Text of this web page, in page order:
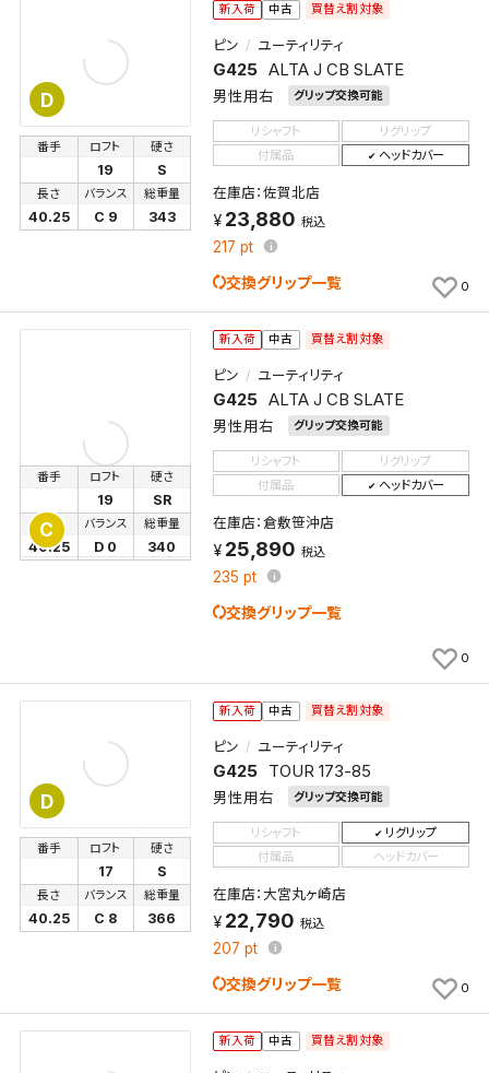
D
新入荷 中古 買替え割対象
ピン ユーティリティ
G425 ALTA J CB SLATE
男性用右 グリップ交換可能
番手 ロフト
19
硬さ
S
長さ
40.25
バランス
C 9
総重量
343
リシャフト
リグリップ
付属品
ヘッドカバー
在庫店：佐賀北店
23,880 税込
217 pt
交換グリップ一覧 0
C
新入荷 中古 買替え割対象
ピン ユーティリティ
G425 ALTA J CB SLATE
男性用右 グリップ交換可能
番手 ロフト
19
硬さ
SR
長さ
40.25
バランス
D 0
総重量
340
リシャフト
リグリップ
付属品
ヘッドカバー
在庫店：倉敷笹沖店
25,890 税込
235 pt
交換グリップ一覧
0
D
新入荷 中古 買替え割対象
ピン ユーティリティ
G425 TOUR 173-85
男性用右 グリップ交換可能
番手 ロフト
17
硬さ
S
長さ
40.25
バランス
C 8
総重量
366
リシャフト
リグリップ
付属品
ヘッドカバー
在庫店：大宮丸ヶ崎店
22,790 税込
207 pt
交換グリップ一覧 0
新入荷 中古 買替え割対象